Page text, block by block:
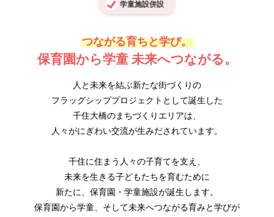
学童施設併設
つながる育ちと学び。
保育園から学童 未来へつながる。
人と未来を結ぶ新たな街づくりの
フラッグシッププロジェクトとして誕生した
千住大橋のまちづくりエリアは、
人々がにぎわい交流が生みだされています。
千住に住まう人々の子育てを支え、
未来を生きる子どもたちを育むために
新たに、保育園・学童施設が誕生します。
保育園から学童、そして未来へつながる育みと学びが